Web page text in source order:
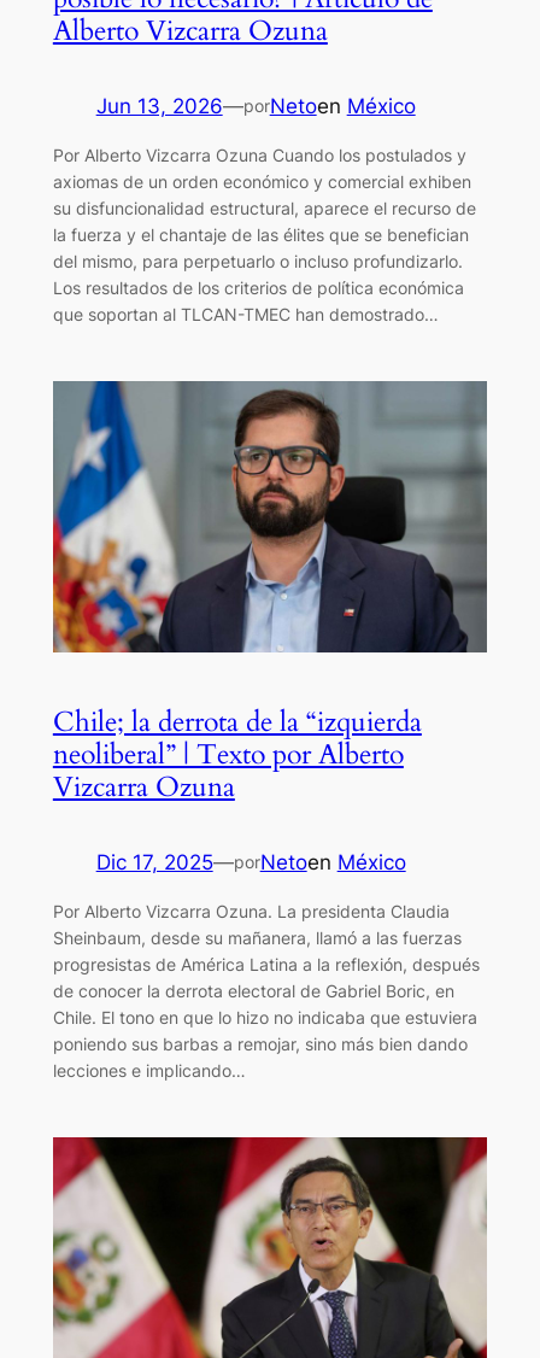
Alberto Vizcarra Ozuna
Jun 13, 2026—porNetoen México
Por Alberto Vizcarra Ozuna Cuando los postulados y
axiomas de un orden económico y comercial exhiben
su disfuncionalidad estructural, aparece el recurso de
la fuerza y el chantaje de las élites que se benefician
del mismo, para perpetuarlo o incluso profundizarlo.
Los resultados de los criterios de política económica
que soportan al TLCAN-TMEC han demostrado…
Chile; la derrota de la “izquierda
neoliberal” | Texto por Alberto
Vizcarra Ozuna
Dic 17, 2025—porNetoen México
Por Alberto Vizcarra Ozuna. La presidenta Claudia
Sheinbaum, desde su mañanera, llamó a las fuerzas
progresistas de América Latina a la reflexión, después
de conocer la derrota electoral de Gabriel Boric, en
Chile. El tono en que lo hizo no indicaba que estuviera
poniendo sus barbas a remojar, sino más bien dando
lecciones e implicando…